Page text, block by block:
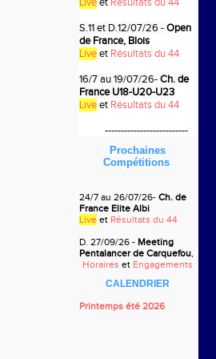
S.11 et D.12/07/26 -Open
de France, Blois
Liveet Résultats du 44
16/7 au 19/07/26-Ch. de
France U18-U20-U23
Liveet Résultats du 44
--------------------------
Prochaines
Compétitions
24/7 au 26/07/26- Ch. de
France Elite Albi
Live et Résultats du 44
D. 27/09/26 - Meeting
Pentalancer de Carquefou,
Horaires et Engagements
CALENDRIER
Printemps été 2026